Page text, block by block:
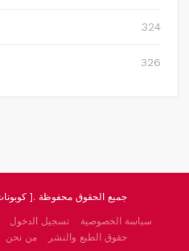
324
326
© [ 2025 ] [ COPONAT كوبونات ]. جميع الحقوق محفوظة
تسجيل الدخول
سياسة الخصوصية
من نحن حقوق الطبع والنشر